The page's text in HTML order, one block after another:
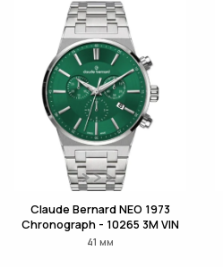
Claude Bernard NEO 1973
Chronograph - 10265 3M VIN
41 мм